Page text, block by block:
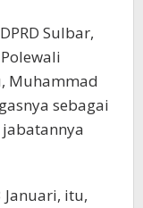
Sulbar,
Muhammad
sebagai
Januari, itu,